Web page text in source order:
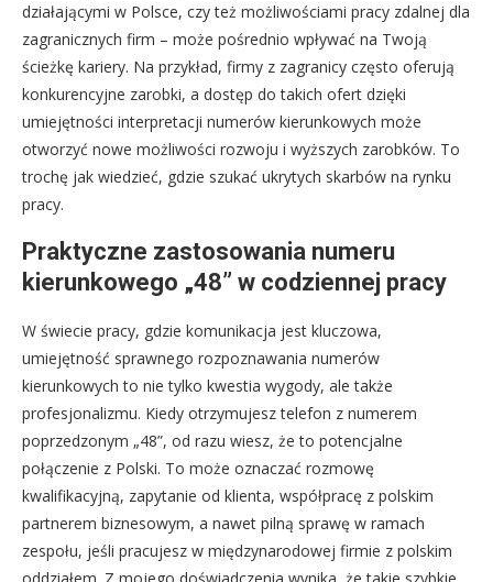
działającymi w Polsce, czy też możliwościami pracy zdalnej dla
zagranicznych firm – może pośrednio wpływać na Twoją
ścieżkę kariery. Na przykład, firmy z zagranicy często oferują
konkurencyjne zarobki, a dostęp do takich ofert dzięki
umiejętności interpretacji numerów kierunkowych może
otworzyć nowe możliwości rozwoju i wyższych zarobków. To
trochę jak wiedzieć, gdzie szukać ukrytych skarbów na rynku
pracy.
Praktyczne zastosowania numeru
kierunkowego „48” w codziennej pracy
W świecie pracy, gdzie komunikacja jest kluczowa,
umiejętność sprawnego rozpoznawania numerów
kierunkowych to nie tylko kwestia wygody, ale także
profesjonalizmu. Kiedy otrzymujesz telefon z numerem
poprzedzonym „48”, od razu wiesz, że to potencjalne
połączenie z Polski. To może oznaczać rozmowę
kwalifikacyjną, zapytanie od klienta, współpracę z polskim
partnerem biznesowym, a nawet pilną sprawę w ramach
zespołu, jeśli pracujesz w międzynarodowej firmie z polskim